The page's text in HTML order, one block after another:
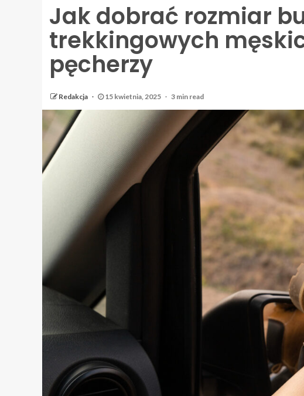
Jak dobrać rozmiar
trekkingowych
pęcherzy
Redakcja 15 kwietnia, 2025 3 min read